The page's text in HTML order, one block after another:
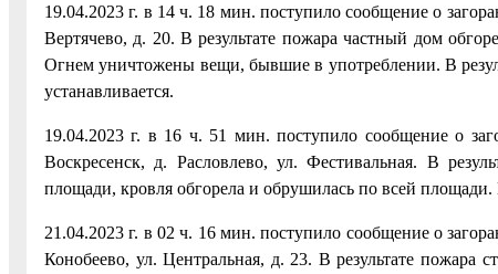
19.04.2023 г. в 14 ч. 18 мин. поступило сообщение о
Вертячево, д. 20. В результате пожара частный дом
Огнем уничтожены вещи, бывшие в употреблении. В
устанавливается.
19.04.2023 г. в 16 ч. 51 мин. поступило сообщение о
Воскресенск, д. Расловлево, ул. Фестивальная. В
площади, кровля обгорела и обрушилась по всей
21.04.2023 г. в 02 ч. 16 мин. поступило сообщение о
Конобеево, ул. Центральная, д. 23. В результате